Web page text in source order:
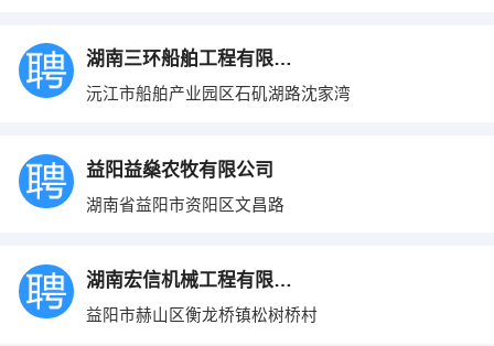
湖南三环船舶工程有限公司
沅江市船舶产业园区石矶湖路沈家湾
益阳益燊农牧有限公司
湖南省益阳市资阳区文昌路
湖南宏信机械工程有限公司
益阳市赫山区衡龙桥镇松树桥村